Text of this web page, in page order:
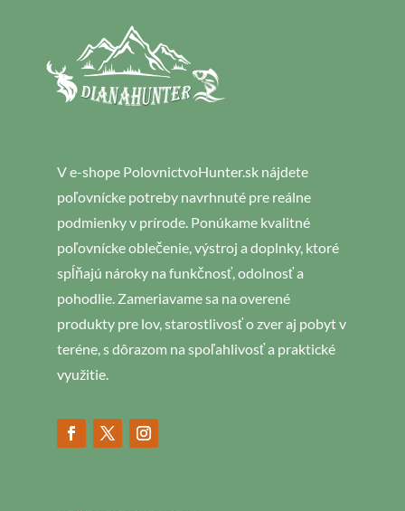
V e-shope PolovnictvoHunter.sk nájdete
poľovnícke potreby navrhnuté pre reálne
podmienky v prírode. Ponúkame kvalitné
poľovnícke oblečenie, výstroj a doplnky, ktoré
spĺňajú nároky na funkčnosť, odolnosť a
pohodlie. Zameriavame sa na overené
produkty pre lov, starostlivosť o zver aj pobyt v
teréne, s dôrazom na spoľahlivosť a praktické
využitie.